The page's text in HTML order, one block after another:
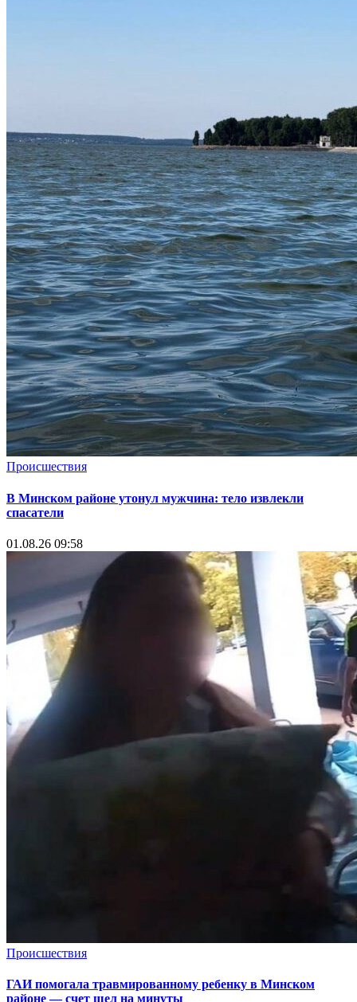
Происшествия
В Минском районе утонул мужчина: тело извлекли
спасатели
01.08.26 09:58
Происшествия
ГАИ помогала травмированному ребенку в Минском
районе — счет шел на минуты